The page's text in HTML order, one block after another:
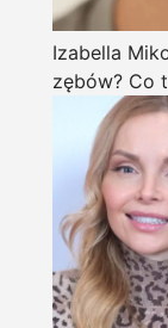
Izabella
zębów? Co